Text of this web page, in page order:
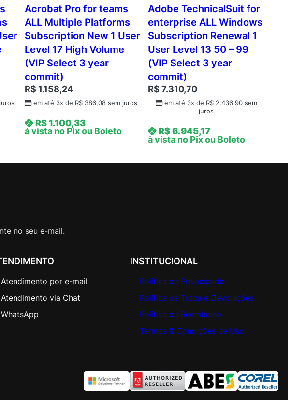
Acrobat Pro for teams
ALL Multiple Platforms
Subscription New 1 User
Level 17 High Volume
(VIP Select 3 year
commit)
R$ 1.158,24
em até 3x de R$ 386,08 sem juros
R$1.100,33
à vista no Pix ou Boleto
Adobe TechnicalSuit for
enterprise ALL Windows
Subscription Renewal 1
User Level 13 50 – 99
(VIP Select 3 year
commit)
R$ 7.310,70
em até 3x de R$2.436,90sem
juros
R$6.945,17
à vista no Pix ou Boleto
no seu e-mail.
Atendimento por e-mail
Atendimento via Chat
WhatsApp
INSTITUCIONAL
Política de Privacidade
Política de Troca e Devoluções
Política de Reembolso
Termos & Condições de Uso